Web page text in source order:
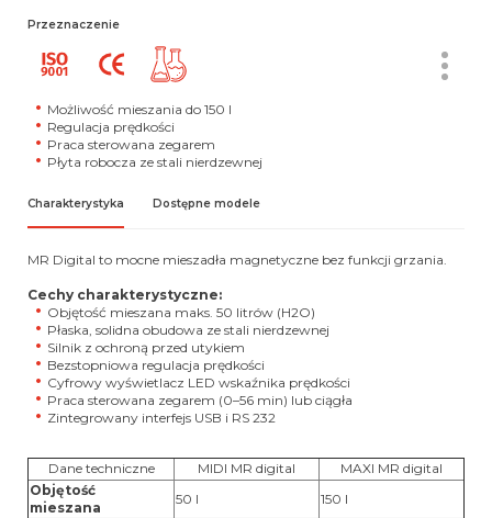
Przeznaczenie
Możliwość mieszania do 150 l
Regulacja prędkości
Praca sterowana zegarem
Płyta robocza ze stali nierdzewnej
Charakterystyka Dostępne modele
MR Digital to mocne mieszadła magnetyczne bez funkcji grzania.
Cechy charakterystyczne:
Objętość mieszana maks. 50 litrów (H2O)
Płaska, solidna obudowa ze stali nierdzewnej
Silnik z ochroną przed utykiem
Bezstopniowa regulacja prędkości
Cyfrowy wyświetlacz LED wskaźnika prędkości
Praca sterowana zegarem (0–56 min) lub ciągła
Zintegrowany interfejs USB i RS 232
Dane techniczne MIDI MR digital
MAXI MR digital
Objętość
mieszana
50 l
150 l